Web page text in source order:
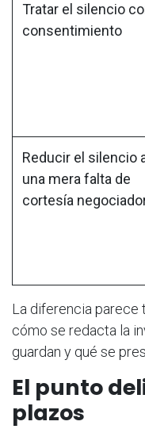
Tratar el silencio
consentimiento
Reducir el silencio
una mera falta de
cortesía
La diferencia parece
cómo se redacta la
guardan y qué se
El punto
plazos